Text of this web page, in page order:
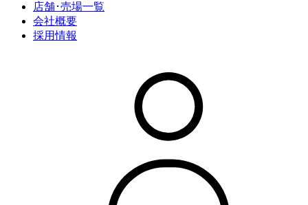
店舗･売場一覧
会社概要
採用情報